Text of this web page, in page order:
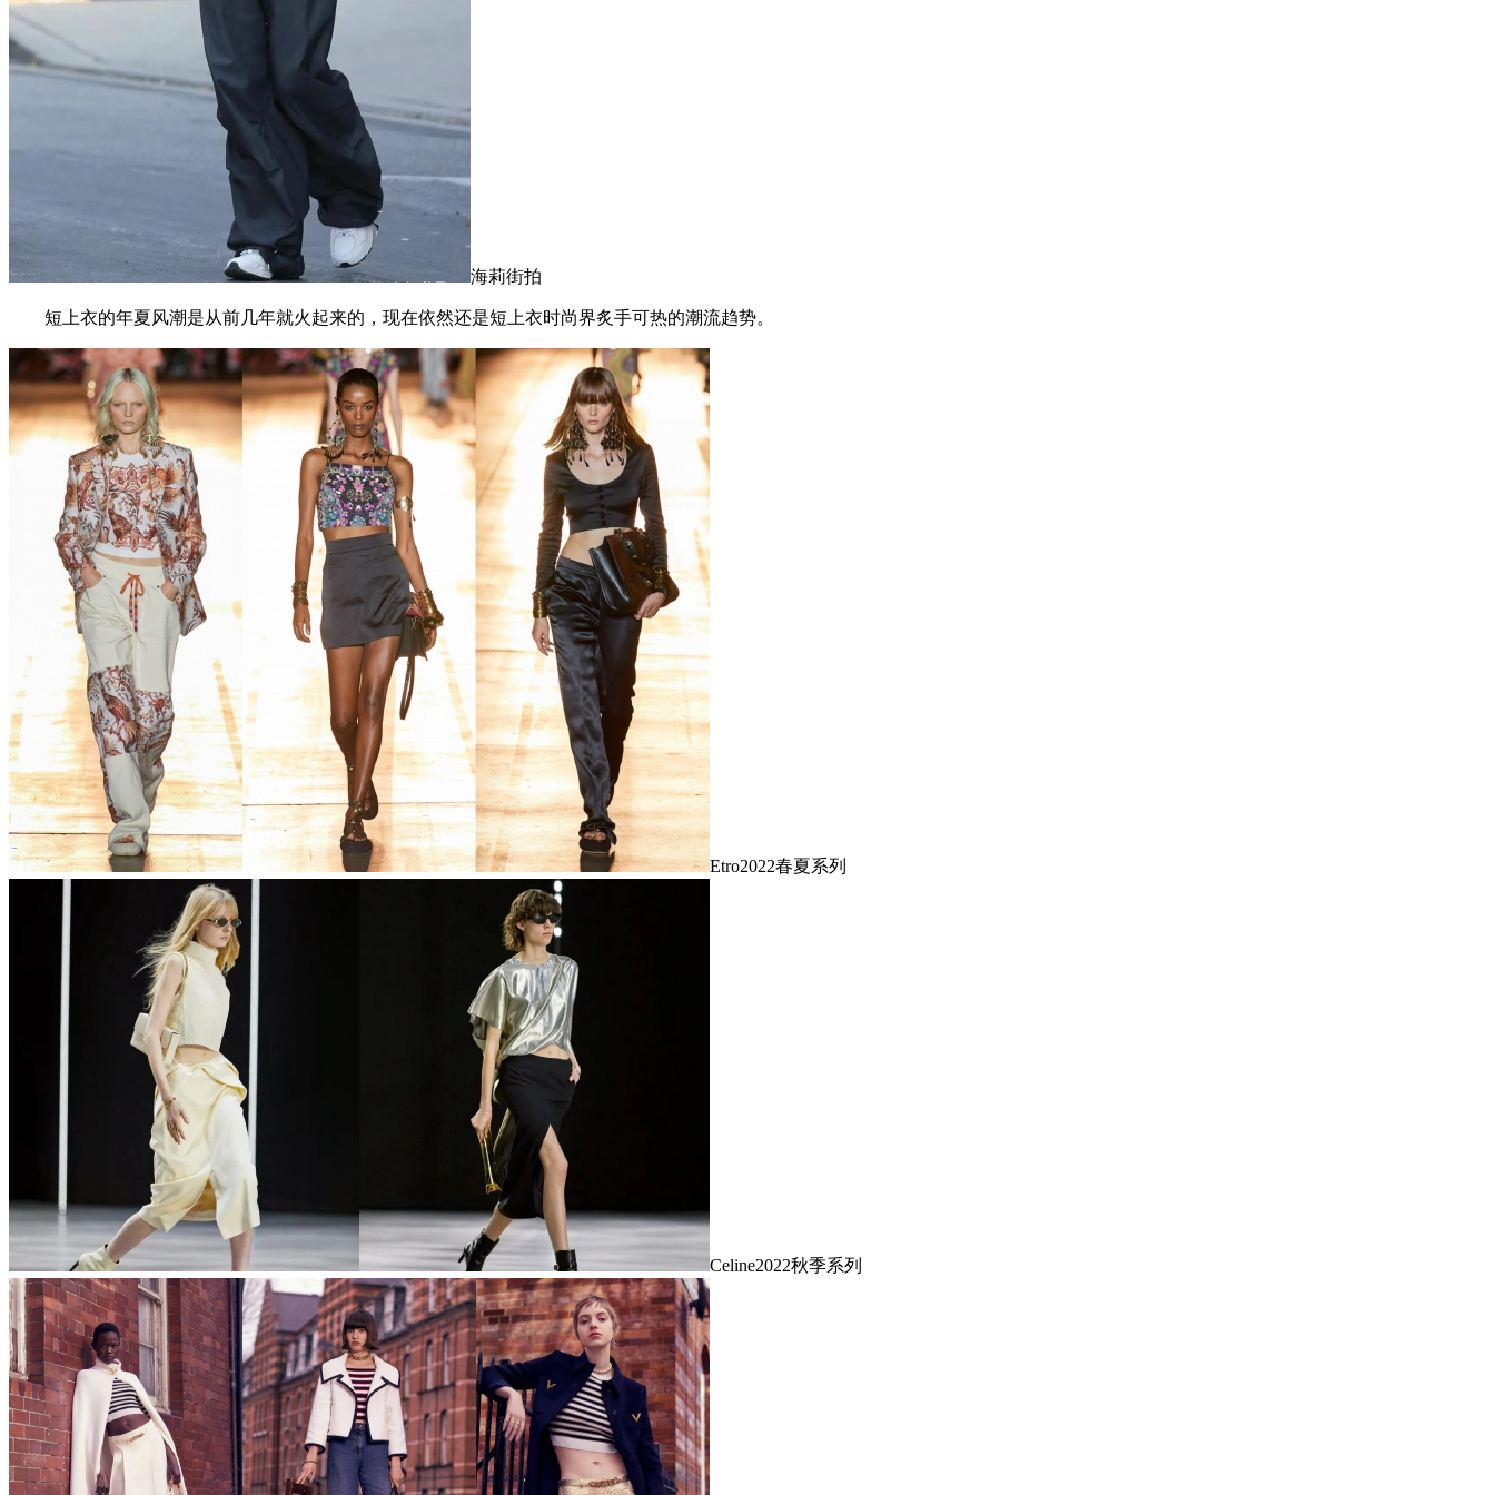
海莉街拍
短上衣的年夏风潮是从前几年就火起来的，现在依然还是短上衣时尚界炙手可热的潮流趋势。
Etro2022春夏系列
Celine2022秋季系列